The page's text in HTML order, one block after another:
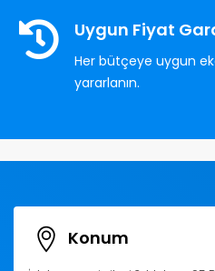
Uygun Fiyat
Her bütçeye uygun
yararlanın.
Konum